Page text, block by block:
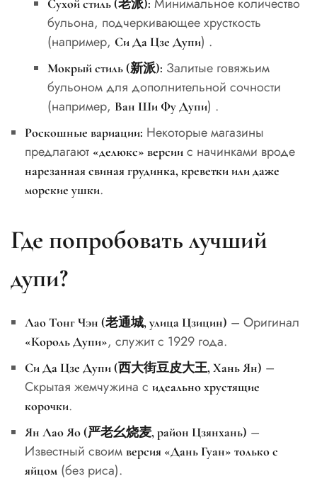
Сухой стиль (老派): Минимальное количество
бульона, подчеркивающее хрусткость
(например, Си Да Цзе Дупи) .
Мокрый стиль (新派): Залитые говяжьим
бульоном для дополнительной сочности
(например, Ван Ши Фу Дупи) .
Роскошные вариации: Некоторые магазины
предлагают «делюкс» версиис начинками вроде
нарезанная свиная грудинка, креветки или даже
морские ушки.
Где попробовать лучший
дупи?
Лао Тонг Чэн (老通城, улица Цзицин) – Оригинал
«Король Дупи», служит с 1929 года.
Си Да Цзе Дупи (西大街豆皮大王, Хань Ян) –
Скрытая жемчужина с идеально хрустящие
корочки.
Ян Лао Яо (严老幺烧麦, район Цзянхань) –
Известный своим версия «Дань Гуан» только с
яйцом(без риса).